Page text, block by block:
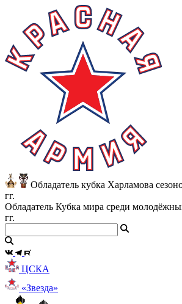
Обладатель кубка Харламова
гг.
Обладатель Кубка мира среди
гг.
ЦСКА
«Звезда»